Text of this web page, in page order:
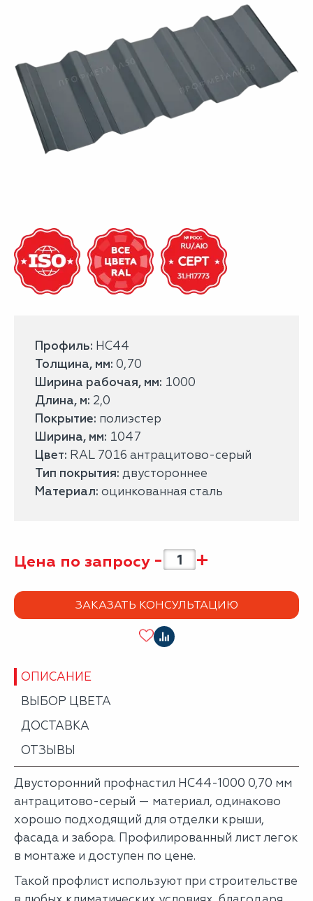
Профиль: НС44
Толщина, мм: 0,70
Ширина рабочая, мм: 1000
Длина, м: 2,0
Покрытие: полиэстер
Ширина, мм: 1047
Цвет: RAL 7016 антрацитово-серый
Тип покрытия: двустороннее
Материал: оцинкованная сталь
Цена по запросу - +
ЗАКАЗАТЬ КОНСУЛЬТАЦИЮ
ОПИСАНИЕ
ВЫБОР ЦВЕТА
ДОСТАВКА
ОТЗЫВЫ
Двусторонний профнастил НС44-1000 0,70 мм
антрацитово-серый — материал, одинаково
хорошо подходящий для отделки крыши,
фасада и забора. Профилированный лист легок
в монтаже и доступен по цене.
Такой профлист используют при строительстве